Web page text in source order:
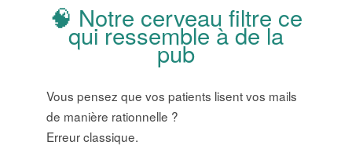
🧠 Notre cerveau filtre ce
qui ressemble à de la
pub
Vous pensez que vos patients lisent vos mails
de manière rationnelle ?
Erreur classique.